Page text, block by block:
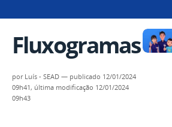
Fluxogramas
por Luís - SEAD — publicado 12/01/2024
09h41, última modificação 12/01/2024
09h43